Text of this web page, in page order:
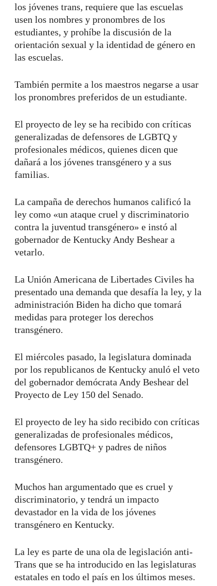
los jóvenes trans, requiere que las escuelas
usen los nombres y pronombres de los
estudiantes, y prohíbe la discusión de la
orientación sexual y la identidad de género en
las escuelas.
También permite a los maestros negarse a usar
los pronombres preferidos de un estudiante.
El proyecto de ley se ha recibido con críticas
generalizadas de defensores de LGBTQ y
profesionales médicos, quienes dicen que
dañará a los jóvenes transgénero y a sus
familias.
La campaña de derechos humanos calificó la
ley como «un ataque cruel y discriminatorio
contra la juventud transgénero» e instó al
gobernador de Kentucky Andy Beshear a
vetarlo.
La Unión Americana de Libertades Civiles ha
presentado una demanda que desafía la ley, y la
administración Biden ha dicho que tomará
medidas para proteger los derechos
transgénero.
El miércoles pasado, la legislatura dominada
por los republicanos de Kentucky anuló el veto
del gobernador demócrata Andy Beshear del
Proyecto de Ley 150 del Senado.
El proyecto de ley ha sido recibido con críticas
generalizadas de profesionales médicos,
defensores LGBTQ+ y padres de niños
transgénero.
Muchos han argumentado que es cruel y
discriminatorio, y tendrá un impacto
devastador en la vida de los jóvenes
transgénero en Kentucky.
La ley es parte de una ola de legislación anti-
Trans que se ha introducido en las legislaturas
estatales en todo el país en los últimos meses.